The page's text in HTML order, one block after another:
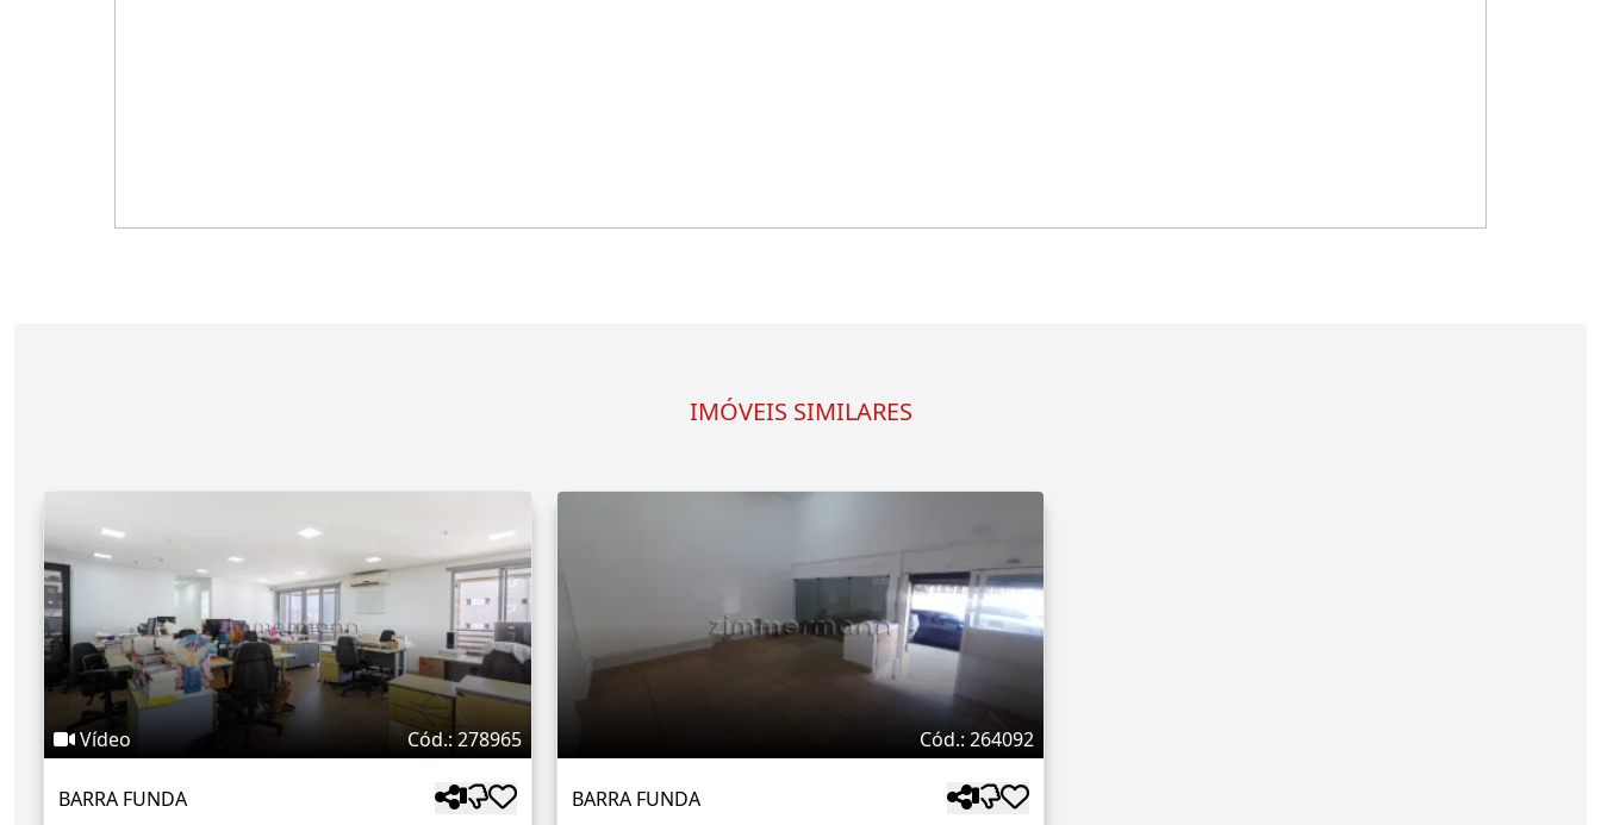
IMÓVEIS SIMILARES
Vídeo Cód.: 278965
BARRA FUNDA
Cód.: 264092
BARRA FUNDA